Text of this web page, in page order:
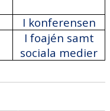
I konferensen
I foajén samt
sociala medier